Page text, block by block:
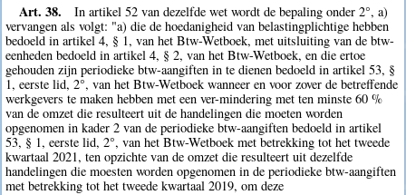
Art. 38.
In artikel 52 van dezelfde wet wordt de bepaling onder 2°, a)
vervangen als volgt: "a) die de hoedanigheid van belastingplichtige hebben
bedoeld in artikel 4, § 1, van het Btw-Wetboek, met uitsluiting van de btw-
eenheden bedoeld in artikel 4, § 2, van het Btw-Wetboek, en die ertoe
gehouden zijn periodieke btw-aangiften in te dienen bedoeld in artikel 53, §
1, eerste lid, 2°, van het Btw-Wetboek wanneer en voor zover de betreffende
werkgevers te maken hebben met een ver-mindering met ten minste 60 %
van de omzet die resulteert uit de handelingen die moeten worden
opgenomen in kader 2 van de periodieke btw-aangiften bedoeld in artikel
53, § 1, eerste lid, 2°, van het Btw-Wetboek met betrekking tot het tweede
kwartaal 2021, ten opzichte van de omzet die resulteert uit dezelfde
handelingen die moesten worden opgenomen in de periodieke btw-aangiften
met betrekking tot het tweede kwartaal 2019, om deze